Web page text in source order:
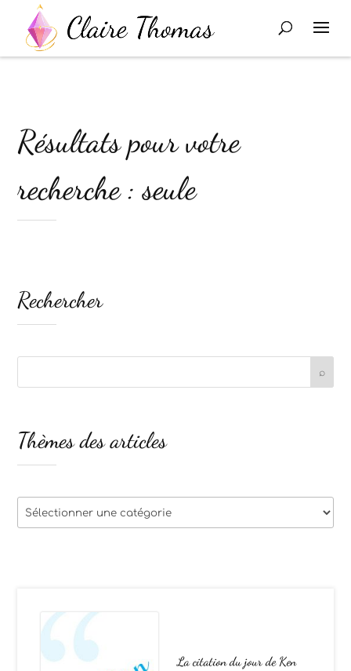
Résultats pour votre
recherche : seule
La citation du jour de Ken
Rechercher
Thèmes des articles
Thèmes
des